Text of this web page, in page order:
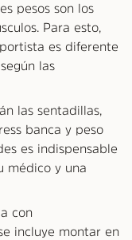
pesos son los
Para esto,
es diferente
las
las sentadillas,
banca y peso
es indispensable
médico y una
con
incluye montar en